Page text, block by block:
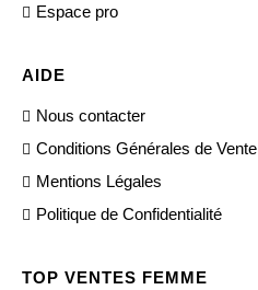
Espace pro
AIDE
Nous contacter
Conditions Générales de Vente
Mentions Légales
Politique de Confidentialité
TOP VENTES FEMME